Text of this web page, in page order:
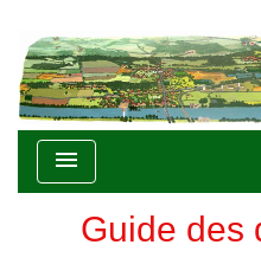
menu
Guide des